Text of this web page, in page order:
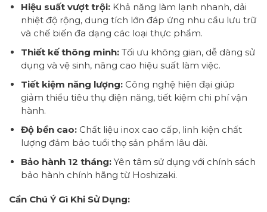
Hiệu suất vượt trội:Khả năng làm lạnh nhanh, dải
nhiệt độ rộng, dung tích lớn đáp ứng nhu cầu lưu trữ
và chế biến đa dạng các loại thực phẩm.
Thiết kế thông minh:Tối ưu không gian, dễ dàng sử
dụng và vệ sinh, nâng cao hiệu suất làm việc.
Tiết kiệm năng lượng:Công nghệ hiện đại giúp
giảm thiểu tiêu thụ điện năng, tiết kiệm chi phí vận
hành.
Độ bền cao:Chất liệu inox cao cấp, linh kiện chất
lượng đảm bảo tuổi thọ sản phẩm lâu dài.
Bảo hành 12 tháng:Yên tâm sử dụng với chính sách
bảo hành chính hãng từ Hoshizaki.
Cần Chú Ý Gì Khi Sử Dụng: